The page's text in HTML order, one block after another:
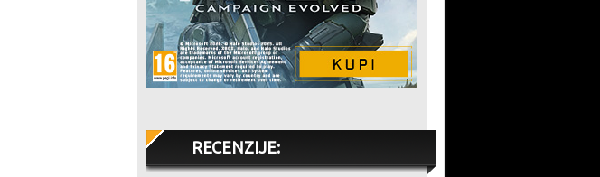
RECENZIJE: